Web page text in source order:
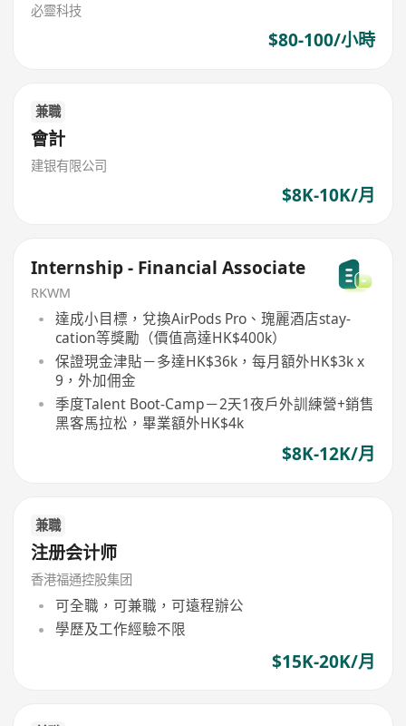
必靈科技
$80-100/小時
兼職
會計
建银有限公司
$8K-10K/月
Internship - Financial Associate
RKWM
達成小目標，兌換AirPods Pro、瑰麗酒店stay-
cation等獎勵（價值高達HK$400k）
保證現金津貼－多達HK$36k，每月額外HK$3k x
9，外加佣金
季度Talent Boot-Camp－2天1夜戶外訓練營+銷售
黑客馬拉松，畢業額外HK$4k
$8K-12K/月
兼職
注册会计师
香港福通控股集团
可全職，可兼職，可遠程辦公
學歷及工作經驗不限
$15K-20K/月